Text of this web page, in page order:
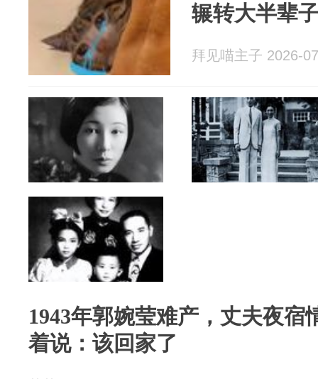
辗转大半辈
拜见喵主子 2026-
1943年郭婉莹难产，丈夫夜宿
着说：该回家了